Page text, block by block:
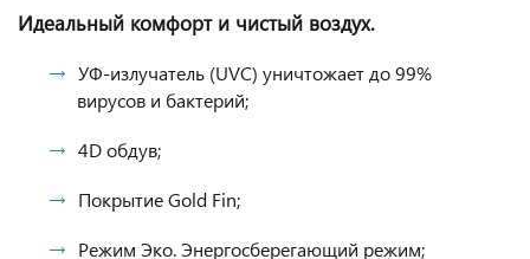
Идеальный комфорт и чистый воздух.
УФ-излучатель (UVC) уничтожает до 99%
вирусов и бактерий;
4D обдув;
Покрытие Gold Fin;
Режим Эко. Энергосберегающий режим;